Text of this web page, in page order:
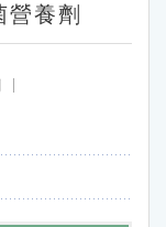
養劑